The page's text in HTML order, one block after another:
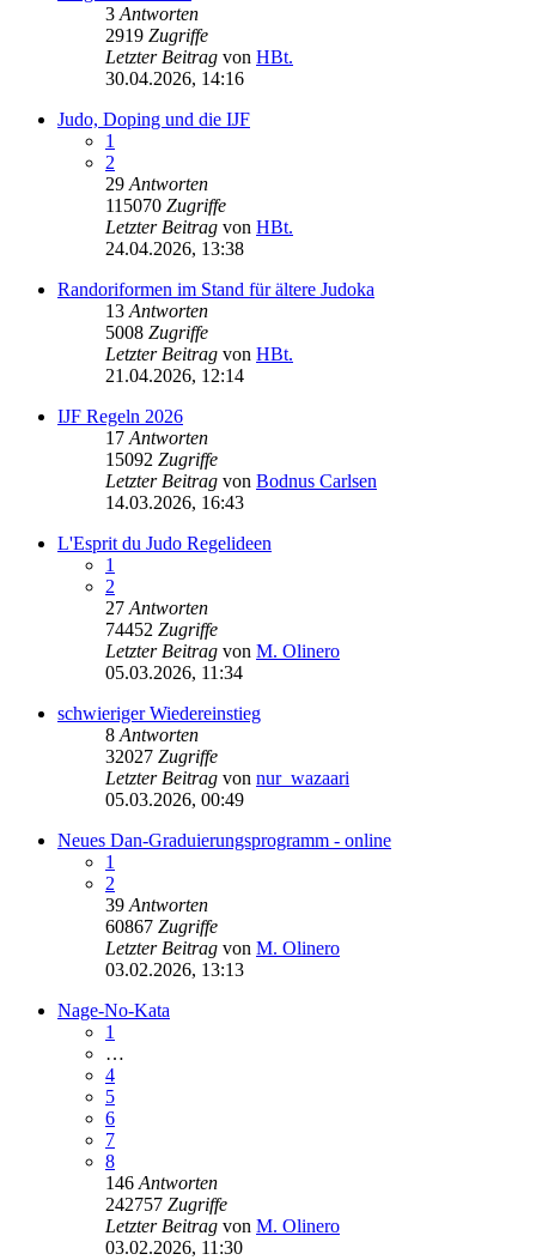
3Antworten
2919 Zugriffe
Letzter Beitrag von HBt.
30.04.2026, 14:16
Judo, Doping und die IJF
1
2
29Antworten
115070 Zugriffe
Letzter Beitrag von HBt.
24.04.2026, 13:38
Randoriformen im Stand für ältere Judoka
13Antworten
5008 Zugriffe
Letzter Beitrag von HBt.
21.04.2026, 12:14
IJF Regeln 2026
17Antworten
15092 Zugriffe
Letzter Beitrag von Bodnus Carlsen
14.03.2026, 16:43
L'Esprit du Judo Regelideen
1
2
27Antworten
74452 Zugriffe
Letzter Beitrag von M. Olinero
05.03.2026, 11:34
schwieriger Wiedereinstieg
8Antworten
32027 Zugriffe
Letzter Beitrag von nur_wazaari
05.03.2026, 00:49
Neues Dan-Graduierungsprogramm - online
1
2
39Antworten
60867 Zugriffe
Letzter Beitrag von M. Olinero
03.02.2026, 13:13
Nage-No-Kata
1
…
4
5
6
7
8
146Antworten
242757 Zugriffe
Letzter Beitrag von M. Olinero
03.02.2026, 11:30